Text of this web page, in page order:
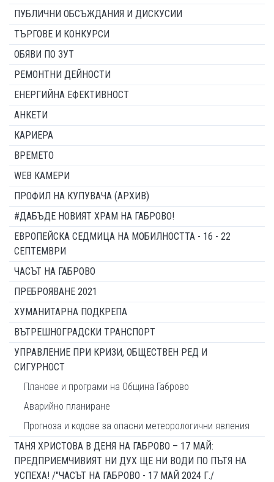
ПУБЛИЧНИ ОБСЪЖДАНИЯ И ДИСКУСИИ
ТЪРГОВЕ И КОНКУРСИ
ОБЯВИ ПО ЗУТ
РЕМОНТНИ ДЕЙНОСТИ
ЕНЕРГИЙНА ЕФЕКТИВНОСТ
АНКЕТИ
КАРИЕРА
ВРЕМЕТО
WEB КАМЕРИ
ПРОФИЛ НА КУПУВАЧА (АРХИВ)
#ДАБЪДЕ НОВИЯТ ХРАМ НА ГАБРОВО!
ЕВРОПЕЙСКА СЕДМИЦА НА МОБИЛНОСТТА - 16 - 22
СЕПТЕМВРИ
ЧАСЪТ НА ГАБРОВО
ПРЕБРОЯВАНЕ 2021
ХУМАНИТАРНА ПОДКРЕПА
ВЪТРЕШНОГРАДСКИ ТРАНСПОРТ
УПРАВЛЕНИЕ ПРИ КРИЗИ, ОБЩЕСТВЕН РЕД И
СИГУРНОСТ
Планове и програми на Община Габрово
Аварийно планиране
Прогноза и кодове за опасни метеорологични явления
ТАНЯ ХРИСТОВА В ДЕНЯ НА ГАБРОВО – 17 МАЙ:
ПРЕДПРИЕМЧИВИЯТ НИ ДУХ ЩЕ НИ ВОДИ ПО ПЪТЯ НА
УСПЕХА! /"ЧАСЪТ НА ГАБРОВО - 17 МАЙ 2024 Г./